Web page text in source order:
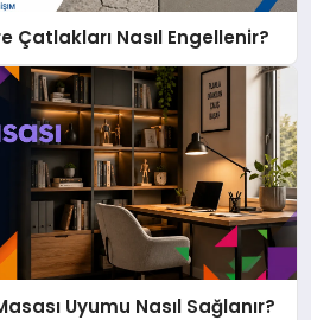
Çatlakları Nasıl Engellenir?
Uyumu Nasıl Sağlanır?